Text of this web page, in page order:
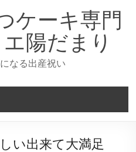
ケーキ専門
陽だまり
なる出産祝い
い出来て大満足